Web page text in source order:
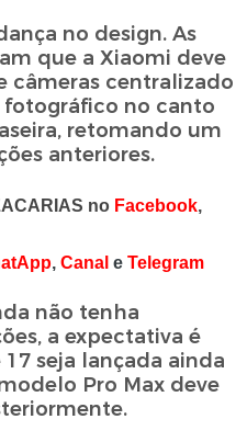
no design. As
que a Xiaomi deve
câmeras centralizado
no canto
retomando um
anteriores.
no Facebook,
,Canal eTelegram
não tenha
a expectativa é
seja lançada ainda
Pro Max deve